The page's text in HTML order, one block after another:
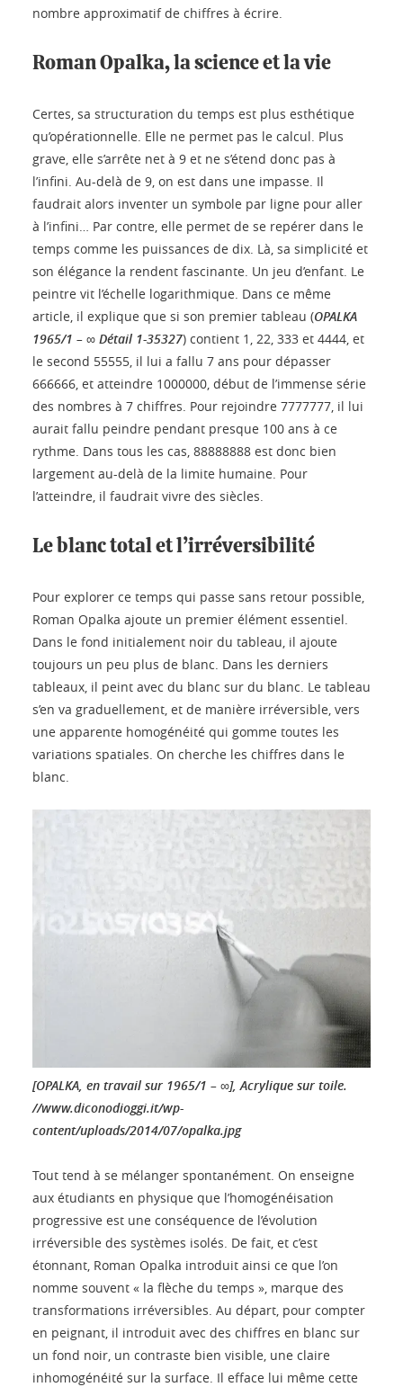
nombre approximatif de chiffres à écrire.
Roman Opalka, la science et la vie
Certes, sa structuration du temps est plus esthétique
qu’opérationnelle. Elle ne permet pas le calcul. Plus
grave, elle s’arrête net à 9 et ne s’étend donc pas à
l’infini. Au-delà de 9, on est dans une impasse. Il
faudrait alors inventer un symbole par ligne pour aller
à l’infini… Par contre, elle permet de se repérer dans le
temps comme les puissances de dix. Là, sa simplicité et
son élégance la rendent fascinante. Un jeu d’enfant. Le
peintre vit l’échelle logarithmique. Dans ce même
article, il explique que si son premier tableau (OPALKA
1965/1 – ∞ Détail 1-35327) contient 1, 22, 333 et 4444, et
le second 55555, il lui a fallu 7 ans pour dépasser
666666, et atteindre 1000000, début de l’immense série
des nombres à 7 chiffres. Pour rejoindre 7777777, il lui
aurait fallu peindre pendant presque 100 ans à ce
rythme. Dans tous les cas, 88888888 est donc bien
largement au-delà de la limite humaine. Pour
l’atteindre, il faudrait vivre des siècles.
Le blanc total et l’irréversibilité
Pour explorer ce temps qui passe sans retour possible,
Roman Opalka ajoute un premier élément essentiel.
Dans le fond initialement noir du tableau, il ajoute
toujours un peu plus de blanc. Dans les derniers
tableaux, il peint avec du blanc sur du blanc. Le tableau
s’en va graduellement, et de manière irréversible, vers
une apparente homogénéité qui gomme toutes les
variations spatiales. On cherche les chiffres dans le
blanc.
[OPALKA, en travail sur 1965/1 – ∞], Acrylique sur toile.
//www.diconodioggi.it/wp-
content/uploads/2014/07/opalka.jpg
Tout tend à se mélanger spontanément. On enseigne
aux étudiants en physique que l’homogénéisation
progressive est une conséquence de l’évolution
irréversible des systèmes isolés. De fait, et c’est
étonnant, Roman Opalka introduit ainsi ce que l’on
nomme souvent « la flèche du temps », marque des
transformations irréversibles. Au départ, pour compter
en peignant, il introduit avec des chiffres en blanc sur
un fond noir, un contraste bien visible, une claire
inhomogénéité sur la surface. Il efface lui même cette